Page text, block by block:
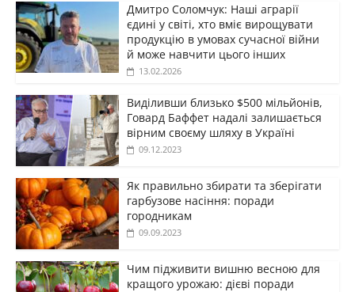
Дмитро Соломчук: Наші аграрії
єдині у світі, хто вміє вирощувати
продукцію в умовах сучасної війни
й може навчити цього інших
13.02.2026
Виділивши близько $500 мільйонів,
Говард Баффет надалі залишається
вірним своєму шляху в Україні
09.12.2023
Як правильно збирати та зберігати
гарбузове насіння: поради
городникам
09.09.2023
Чим підживити вишню весною для
кращого урожаю: дієві поради